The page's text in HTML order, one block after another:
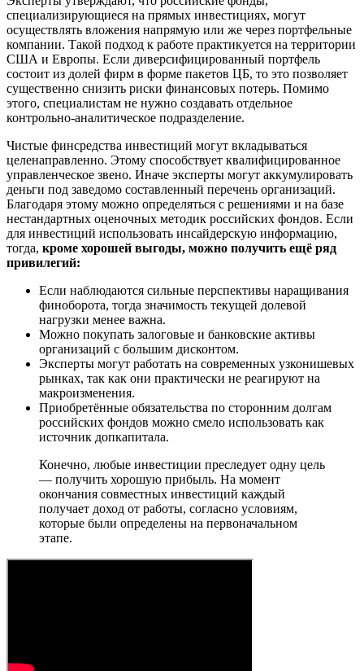
специализирующиеся на прямых инвестициях, могут
осуществлять вложения напрямую или же через портфельные
компании. Такой подход к работе практикуется на территории
США и Европы. Если диверсифицированный портфель
состоит из долей фирм в форме пакетов ЦБ, то это позволяет
существенно снизить риски финансовых потерь. Помимо
этого, специалистам не нужно создавать отдельное
контрольно-аналитическое подразделение.
Чистые финсредства инвестиций могут вкладываться
целенаправленно. Этому способствует квалифицированное
управленческое звено. Иначе эксперты могут аккумулировать
деньги под заведомо составленный перечень организаций.
Благодаря этому можно определяться с решениями и на базе
нестандартных оценочных методик российских фондов. Если
для инвестиций использовать инсайдерскую информацию,
тогда, кроме хорошей выгоды, можно получить ещё ряд
привилегий:
Если наблюдаются сильные перспективы наращивания
финоборота, тогда значимость текущей долевой
нагрузки менее важна.
Можно покупать залоговые и банковские активы
организаций с большим дисконтом.
Эксперты могут работать на современных узконишевых
рынках, так как они практически не реагируют на
макроизменения.
Приобретённые обязательства по сторонним долгам
российских фондов можно смело использовать как
источник допкапитала.
Конечно, любые инвестиции преследует одну цель
— получить хорошую прибыль. На момент
окончания совместных инвестиций каждый
получает доход от работы, согласно условиям,
которые были определены на первоначальном
этапе.